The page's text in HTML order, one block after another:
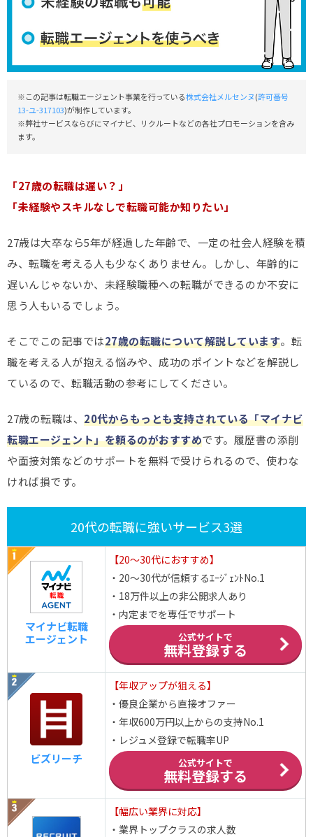
※この記事は転職エージェント事業を行っている株式会社メルセンヌ(許可番号
13-ユ-317103)が制作しています。
※弊社サービスならびにマイナビ、リクルートなどの各社プロモーションを含み
ます。
「27歳の転職は遅い？」
「未経験やスキルなしで転職可能か知りたい」
27歳は大卒なら5年が経過した年齢で、一定の社会人経験を積
み、転職を考える人も少なくありません。しかし、年齢的に
遅いんじゃないか、未経験職種への転職ができるのか不安に
思う人もいるでしょう。
そこでこの記事では27歳の転職について解説しています。転
職を考える人が抱える悩みや、成功のポイントなどを解説し
ているので、転職活動の参考にしてください。
27歳の転職は、 20代からもっとも支持されている「マイナビ
転職エージェント」を頼るのがおすすめです。履歴書の添削
や面接対策などのサポートを無料で受けられるので、使わな
ければ損です。
20代の転職に強いサービス3選
マイナビ転職
エージェント
【20～30代におすすめ】
・20～30代が信頼するｴｰｼﾞｪﾝﾄNo.1
・18万件以上の非公開求人あり
・内定までを専任でサポート
公式サイトで
無料登録する
ビズリーチ
【年収アップが狙える】
・優良企業から直接オファー
・年収600万円以上からの支持No.1
・レジュメ登録で転職率UP
公式サイトで
無料登録する
【幅広い業界に対応】
・業界トップクラスの求人数